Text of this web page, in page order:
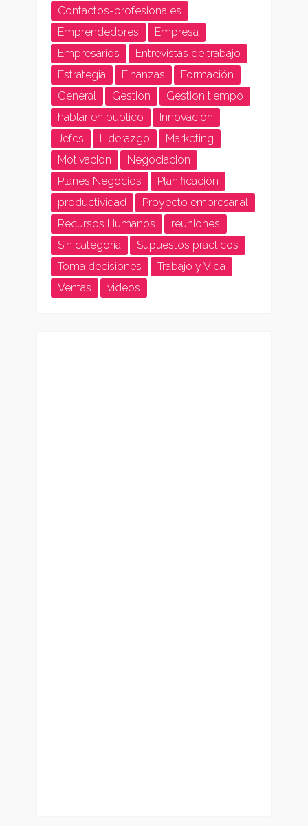
Contactos-profesionales
Emprendedores
Empresa
Empresarios
Entrevistas de trabajo
Estrategia
Finanzas
Formación
General
Gestion
Gestion tiempo
hablar en publico
Innovación
Jefes
Liderazgo
Marketing
Motivacion
Negociacion
Planes Negocios
Planificación
productividad
Proyecto empresarial
Recursos Humanos
reuniones
Sin categoría
Supuestos practicos
Toma decisiones
Trabajo y Vida
Ventas
videos